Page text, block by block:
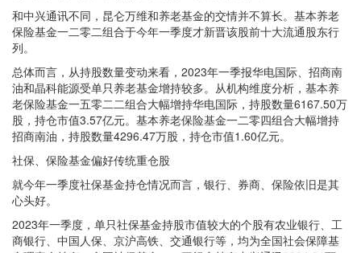
和中兴通讯不同，昆仑万维和养老基金的交情并不算长。基本养老
保险基金一二零二组合于今年一季度才新晋该股前十大流通股东行
列。
总体而言，从持股数量变动来看，2023年一季报华电国际、招商南
油和晶科能源受单只养老基金增持较多。从机构维度分析，基本养
老保险基金一五零二二组合大幅增持华电国际，持股数量6167.50万
股，持仓市值3.57亿元。基本养老保险基金一二零四组合大幅增持
招商南油，持股数量4296.47万股，持仓市值1.60亿元。
社保、保险基金偏好传统重仓股
就今年一季度社保基金持仓情况而言，银行、券商、保险依旧是其
心头好。
2023年一季度，单只社保基金持股市值较大的个股有农业银行、工
商银行、中国人保、京沪高铁、交通银行等，均为全国社会保障基